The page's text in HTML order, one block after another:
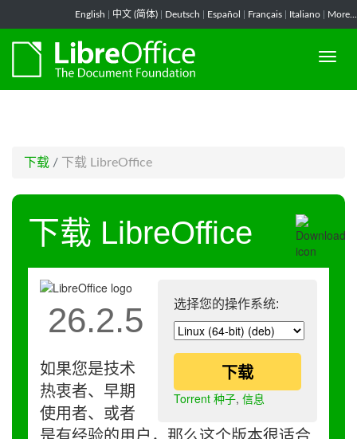
English 中文 (简体) Deutsch Español Français Italiano More...
下载 / 下载 LibreOffice
下载 LibreOffice
选择您的操作系统:
下载
Torrent 种子, 信息
26.2.5
如果您是技术
热衷者、早期
使用者、或者